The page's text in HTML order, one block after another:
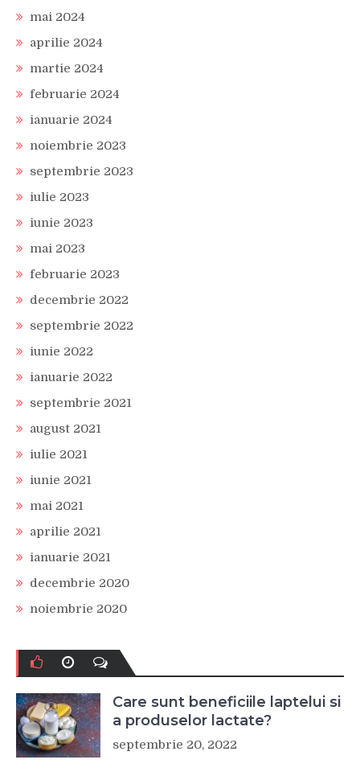
mai 2024
aprilie 2024
martie 2024
februarie 2024
ianuarie 2024
noiembrie 2023
septembrie 2023
iulie 2023
iunie 2023
mai 2023
februarie 2023
decembrie 2022
septembrie 2022
iunie 2022
ianuarie 2022
septembrie 2021
august 2021
iulie 2021
iunie 2021
mai 2021
aprilie 2021
ianuarie 2021
decembrie 2020
noiembrie 2020
Care sunt beneficiile laptelui si
a produselor lactate?
septembrie 20, 2022